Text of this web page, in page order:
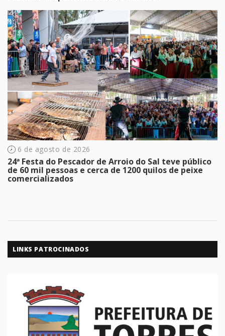
6 de agosto de 2026
24ª Festa do Pescador de Arroio do Sal teve público
de 60 mil pessoas e cerca de 1200 quilos de peixe
comercializados
LINKS PATROCINADOS